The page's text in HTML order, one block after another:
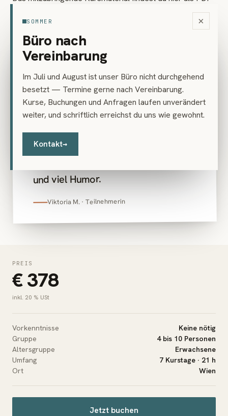
×
SOMMER
Büro nach
Vereinbarung
Im Juli und August ist unser Büro nicht durchgehend
besetzt — Termine gerne nach Vereinbarung.
Kurse, Buchungen und Anfragen laufen unverändert
weiter, und schriftlich erreichst du uns wie gewohnt.
Kontakt→
„
Der Kurs war eine große Quelle der
Inspiration! Mir hat die Art und
Weise gefallen, wie Eugenio den
Kurs geleitet hat – mit
beeindruckender fachlicher
und viel Humor.
Viktoria M. · Teilnehmerin
PREIS
€ 378
inkl. 20 % USt
Vorkenntnisse
Keine nötig
Gruppe
4 bis 10 Personen
Altersgruppe
Erwachsene
Umfang
7 Kurstage · 21 h
Ort
Wien
Jetzt buchen